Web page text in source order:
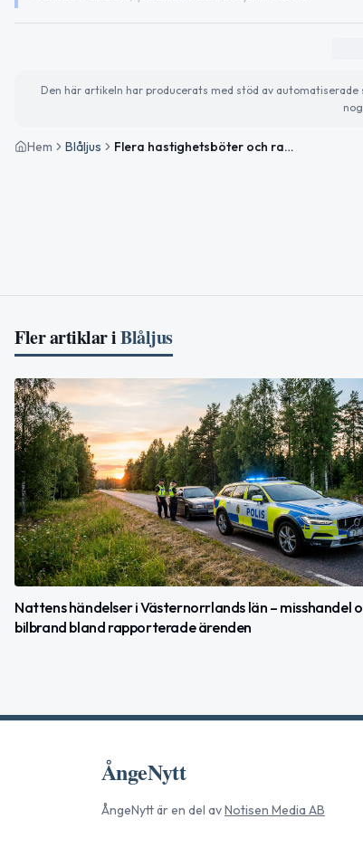
Den här artikeln har producerats med stöd av
Hem Blåljus Flera hastighetsböter och rattfylleri vid trafikkontroller i Västernorrland
Fler artiklar iBlåljus
Nattens händelser i Västernorrlands län – misshandel
bilbrand bland rapporterade ärenden
ÅngeNytt
ÅngeNyttär en del avNotisen Media AB